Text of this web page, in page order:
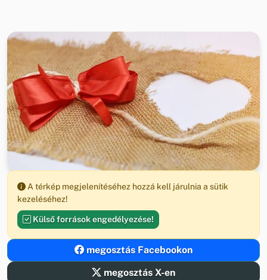
A térkép megjelenítéséhez hozzá kell járulnia a sütik
kezeléséhez!
Külső források engedélyezése!
megosztás Facebookon
megosztás X-en